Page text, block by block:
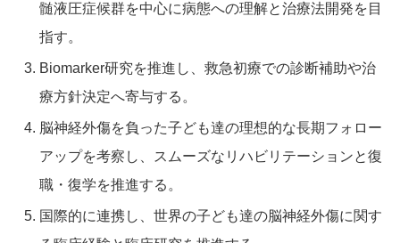
髄液圧症候群を中心に病態への理解と治療法開発を目
指す。
Biomarker研究を推進し、救急初療での診断補助や治
療方針決定へ寄与する。
脳神経外傷を負った子ども達の理想的な長期フォロー
アップを考察し、スムーズなリハビリテーションと復
職・復学を推進する。
国際的に連携し、世界の子ども達の脳神経外傷に関す